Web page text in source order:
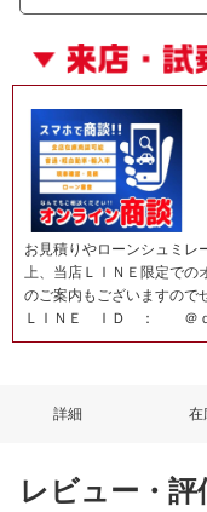
お見積りやローンシュミレ
上、当店ＬＩＮＥ限定で
のご案内もございますので
ＬＩＮＥ ＩＤ ： ＠ｄ
詳細 在
レビュー・評